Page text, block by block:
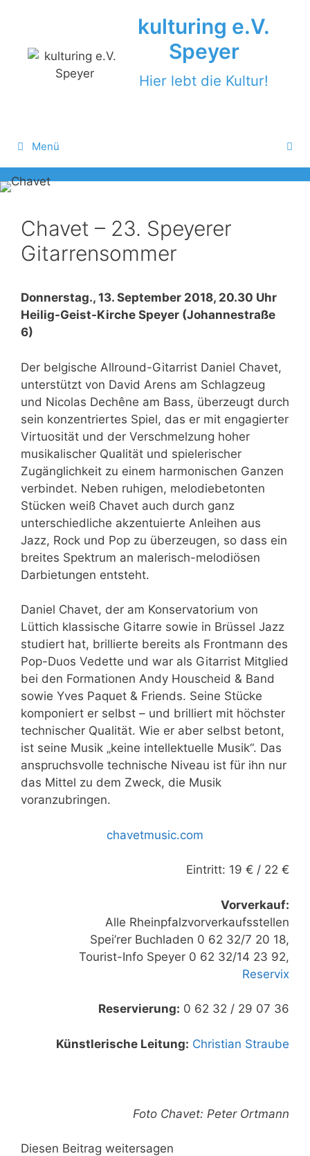
kulturing e.V.
Speyer
Hier lebt die Kultur!
Menü
Chavet – 23. Speyerer
Gitarrensommer
Donnerstag., 13. September 2018, 20.30 Uhr
Heilig-Geist-Kirche Speyer (Johannestraße
6)
Der belgische Allround-Gitarrist Daniel Chavet,
unterstützt von David Arens am Schlagzeug
und Nicolas Dechêne am Bass, überzeugt durch
sein konzentriertes Spiel, das er mit engagierter
Virtuosität und der Verschmelzung hoher
musikalischer Qualität und spielerischer
Zugänglichkeit zu einem harmonischen Ganzen
verbindet. Neben ruhigen, melodiebetonten
Stücken weiß Chavet auch durch ganz
unterschiedliche akzentuierte Anleihen aus
Jazz, Rock und Pop zu überzeugen, so dass ein
breites Spektrum an malerisch-melodiösen
Darbietungen entsteht.
Daniel Chavet, der am Konservatorium von
Lüttich klassische Gitarre sowie in Brüssel Jazz
studiert hat, brillierte bereits als Frontmann des
Pop-Duos Vedette und war als Gitarrist Mitglied
bei den Formationen Andy Houscheid & Band
sowie Yves Paquet & Friends. Seine Stücke
komponiert er selbst – und brilliert mit höchster
technischer Qualität. Wie er aber selbst betont,
ist seine Musik „keine intellektuelle Musik“. Das
anspruchsvolle technische Niveau ist für ihn nur
das Mittel zu dem Zweck, die Musik
voranzubringen.
chavetmusic.com
Eintritt: 19 € / 22 €
Vorverkauf:
Alle Rheinpfalzvorverkaufsstellen
Spei’rer Buchladen 0 62 32/7 20 18,
Tourist-Info Speyer 0 62 32/14 23 92,
Reservix
Reservierung: 0 62 32 / 29 07 36
Künstlerische Leitung: Christian Straube
Foto Chavet: Peter Ortmann
Diesen Beitrag weitersagen